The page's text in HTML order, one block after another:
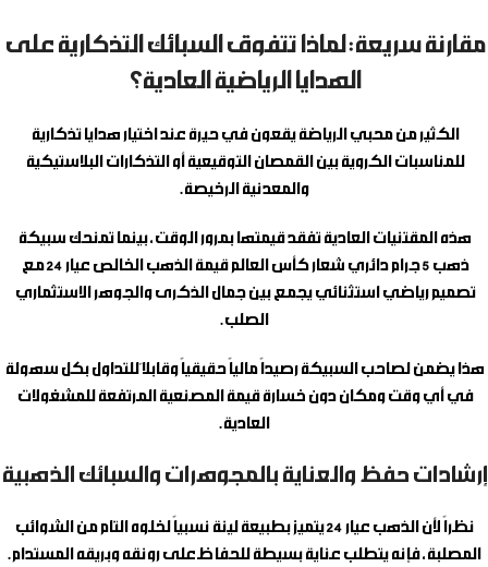
مقارنة سريعة: لماذا تتفوق السبائك التذكارية على
الهدايا الرياضية العادية؟
الكثير من محبي الرياضة يقعون في حيرة عند اختيار هدايا تذكارية
للمناسبات الكروية بين القمصان التوقيعية أو التذكارات البلاستيكية
والمعدنية الرخيصة.
هذه المقتنيات العادية تفقد قيمتها بمرور الوقت، بينما تمنحك سبيكة
ذهب 5 جرام دائري شعار كأس العالم
قيمة الذهب الخالص عيار 24 مع
تصميم رياضي استثنائي يجمع بين جمال الذكرى والجوهر الاستثماري
الصلب.
هذا يضمن لصاحب السبيكة رصيداً مالياً حقيقياً وقابلاً للتداول بكل سهولة
في أي وقت ومكان دون خسارة قيمة المصنعية المرتفعة للمشغولات
العادية.
إرشادات حفظ والعناية بالمجوهرات والسبائك الذهبية
نظراً لأن الذهب عيار 24 يتميز بطبيعة لينة نسبياً لخلوه التام من الشوائب
المصلبة، فإنه يتطلب عناية بسيطة للحفاظ على رونقه وبريقه المستدام.